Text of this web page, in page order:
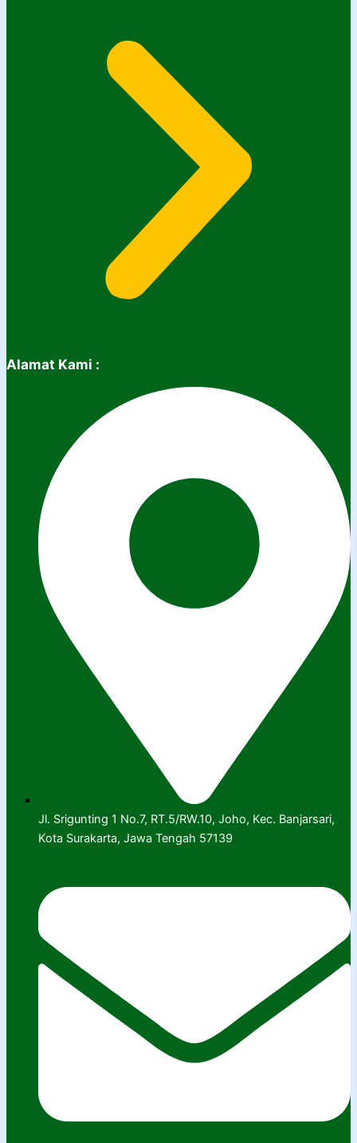
Alamat Kami :
Jl. Srigunting 1 No.7, RT.5/RW.10, Joho, Kec. Banjarsari,
Kota Surakarta, Jawa Tengah 57139